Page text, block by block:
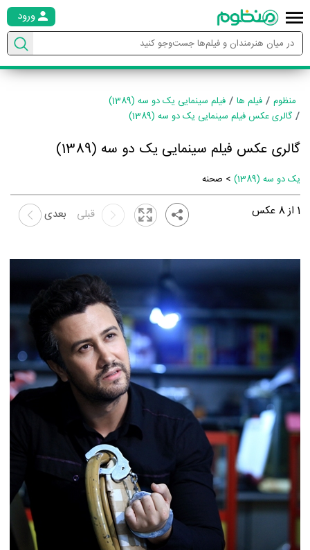
ورود
منظوم فیلم ها
فیلم سینمایی یک دو سه (1389)
گالری عکس فیلم سینمایی یک دو سه (1389)
گالری عکس فیلم سینمایی یک دو سه (1389)
یک دو سه (1389) > صحنه
1 از8 عکس بعدی قبلی